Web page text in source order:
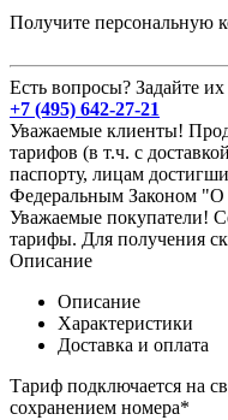
Получите персональную
Есть вопросы? Задайте
+7 (495) 642-27-21
Уважаемые клиенты!
тарифов (в т.ч. с
паспорту, лицам
Федеральным Законом "О
Уважаемые покупатели!
тарифы. Для получения
Описание
Описание
Характеристики
Доставка и оплата
Тариф подключается на
сохранением номера*